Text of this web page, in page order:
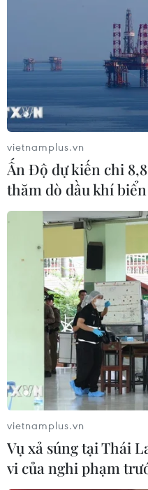
vietnamplus.vn
Ấn Độ dự kiến chi
thăm dò dầu khí biển
vietnamplus.vn
Vụ xả súng tại Thái
vi của nghi phạm